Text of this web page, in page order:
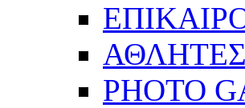
ΑΘΛΗΤΕΣ
PHOTO